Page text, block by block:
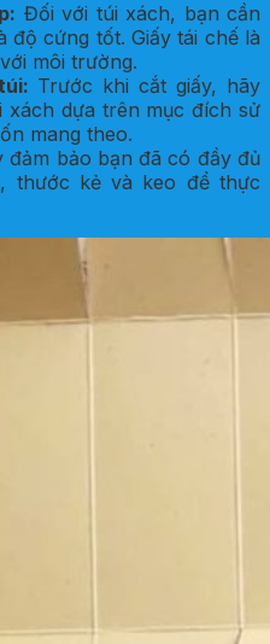
Đối với túi xách, bạn cần
độ cứng tốt. Giấy tái chế là
môi trường.
Trước khi cắt giấy, hãy
dựa trên mục đích sử
mang theo.
đảm bảo bạn đã có đầy đủ
thước kẻ và keo để thực